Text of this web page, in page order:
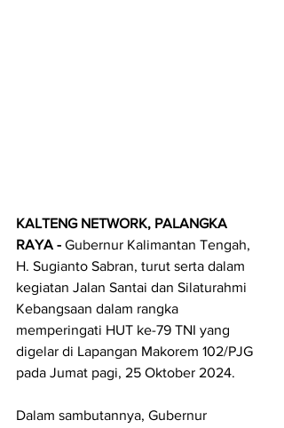
KALTENG NETWORK, PALANGKA
RAYA - Gubernur Kalimantan Tengah,
H. Sugianto Sabran, turut serta dalam
kegiatan Jalan Santai dan Silaturahmi
Kebangsaan dalam rangka
memperingati HUT ke-79 TNI yang
digelar di Lapangan Makorem 102/PJG
pada Jumat pagi, 25 Oktober 2024.
Dalam sambutannya, Gubernur